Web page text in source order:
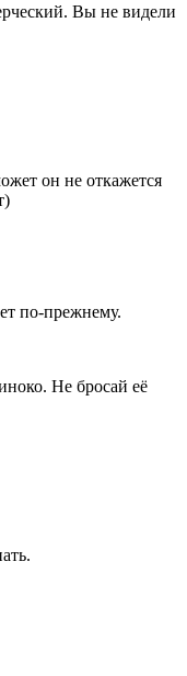
Вы не видели
он не откажется
по-прежнему.
Не бросай её